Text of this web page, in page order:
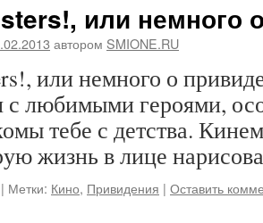
или немного
автором SMIONE.RU
или немного о
с любимыми героями,
тебе с детства.
жизнь в лице
| Метки: Кино, Привидения | Оставить